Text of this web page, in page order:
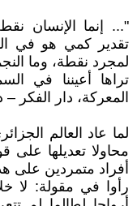
"... إنما الإنسان
تقدير كمي هو في
لمجرد نقطة، وما
تراها أعيننا في
المعركة، دار الفكر – دمشق،
لما عاد العالم
محاولا تعديلها على
أفراد متمردين على
رأوا في مقولة: لا